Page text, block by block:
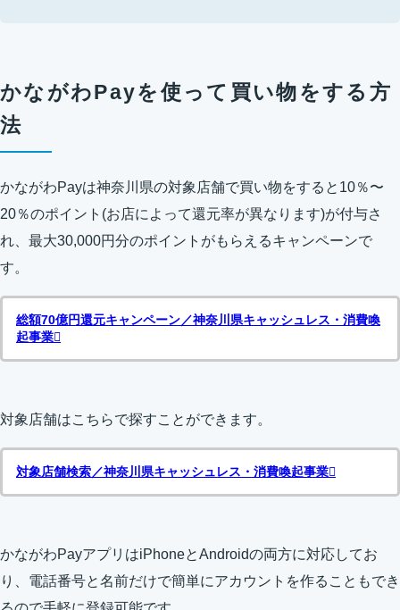
かながわPayを使って買い物をする方
法
かながわPayは神奈川県の対象店舗で買い物をすると10％〜
20％のポイント(お店によって還元率が異なります)が付与さ
れ、最大30,000円分のポイントがもらえるキャンペーンで
す。
総額70億円還元キャンペーン／神奈川県キャッシュレス・消費喚
起事業
対象店舗はこちらで探すことができます。
対象店舗検索／神奈川県キャッシュレス・消費喚起事業
かながわPayアプリはiPhoneとAndroidの両方に対応してお
り、電話番号と名前だけで簡単にアカウントを作ることもでき